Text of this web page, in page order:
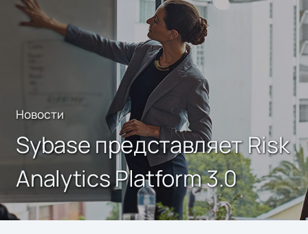
Новости
Sybase представляет Risk
Analytics Platform 3.0